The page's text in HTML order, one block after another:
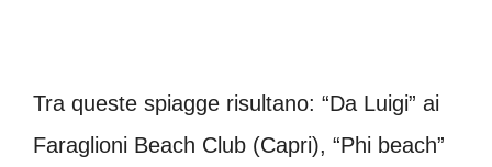
Tra queste spiagge risultano: “Da Luigi” ai
Faraglioni Beach Club (Capri), “Phi beach”